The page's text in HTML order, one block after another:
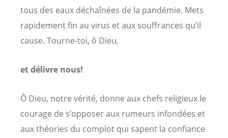
tous des eaux déchaînées de la pandémie. Mets
rapidement fin au virus et aux souffrances qu’il
cause. Tourne-toi, ô Dieu,
et délivre nous!
Ô Dieu, notre vérité, donne aux chefs religieux le
courage de s’opposer aux rumeurs infondées et
aux théories du complot qui sapent la confiance